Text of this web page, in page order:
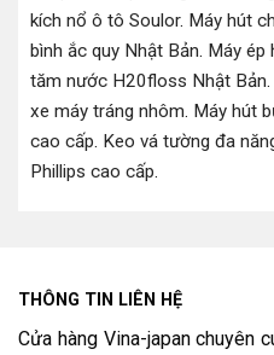
kích nổ ô tô Soulor. Máy hút
bình ắc quy Nhật Bản. Máy ép
tăm nước H20floss Nhật Bản.
xe máy tráng nhôm. Máy hút
cao cấp. Keo vá tường đa
Phillips cao cấp.
THÔNG TIN LIÊN HỆ
Cửa hàng Vina-japan chuyên